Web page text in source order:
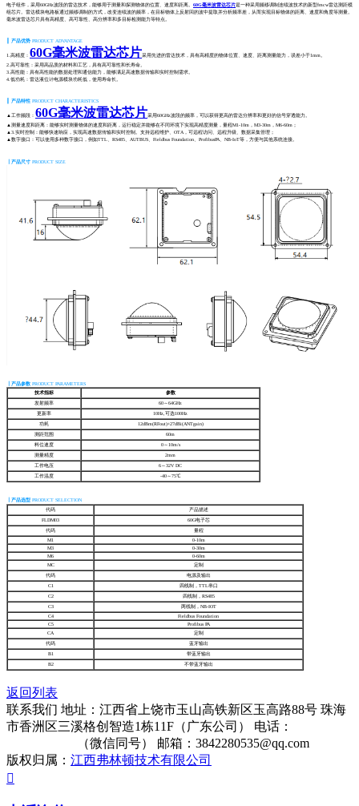
电子组件，采用60GHz波段的雷达技术，能够用于测量和探测物体的位置、速度和距离。 60G毫米波雷达芯片是一种采用频移调制连续波技术的新型fmcw雷达测距模
组芯片。雷达模块电路板通过频移调制的方式，改变连续波的频率，在目标物体上反射回的波中提取并分析频率差，从而实现目标物体的距离、速度和角度等测量。
毫米波雷达芯片具有高精度、高可靠性、高分辨率和多目标检测能力等特点。
产品优势 PRODUCT ADVANTAGE
1.高精度： 60G毫米波雷达芯片采用先进的雷达技术，具有高精度的物体位置、速度、距离测量能力，误差小于1mm。
2.高可靠性：采用高品质的材料和工艺，具有高可靠性和长寿命。
3.高性能：具有高性能的数据处理和通信能力，能够满足高速数据传输和实时控制需求。
4.低功耗：雷达液位计电源模块功耗低，使用寿命长。
产品特性 PRODUCT CHARACTERISTICS
▲工作频段： 60G毫米波雷达芯片采用60GHz波段的频率，可以获得更高的雷达分辨率和更好的信号穿透能力。
▲测量速度和距离：能够实时测量物体的速度和距离，运行稳定并能够在不同环境下实现高精度测量，量程M1-10m，M3-30m，M6-60m；
▲3.实时控制：能够快速响应，实现高速数据传输和实时控制。支持远程维护、OTA，可远程访问、远程升级、数据采集管理；
▲数字接口：可以使用多种数字接口，例如TTL、RS485、AUTBUS、Fieldbus Foundation、ProfibusPA、NB-IoT等，方便与其他系统连接。
┃产品尺寸 PRODUCT SIZE
┃产品参数 PRODUCT PARAMETERS
技术指标 参数
发射频率 60～64GHz
更新率 10Hz,可选100Hz
功耗 12dBm(RFout)+27dBi(ANTgain)
测距范围 60m
料位速度 0～10m/s
测量精度 2mm
工作电压 6～32V DC
工作温度 -40～75℃
┃产品选型 PRODUCT SELECTION
代码 产品描述
FLDM03 60G电子芯
代码
量程
M1
0-10m
M3
0-30m
M6
0-60m
MC
定制
代码 电源及输出
C1 四线制，TTL串口
C2 四线制，RS485
C3
两线制，NB-IOT
C4
Fieldbus Foundation
C5
Profibus PA
CA
定制
代码 蓝牙输出
B1 带蓝牙输出
B2 不带蓝牙输出
返回列表
联系我们 地址：江西省上饶市玉山高铁新区玉高路88号 珠海
市香洲区三溪格创智造1栋11F（广东公司）
电话：
（微信同号）
邮箱：3842280535@qq.com
版权归属： 江西弗林顿技术有限公司
